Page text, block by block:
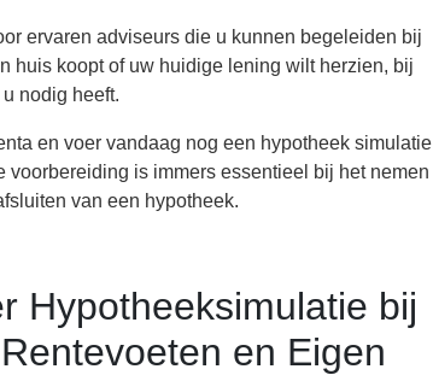
ervaren adviseurs die u kunnen begeleiden bij
huis koopt of uw huidige lening wilt herzien, bij
nodig heeft.
en voer vandaag nog een hypotheek simulatie
is immers essentieel bij het nemen
van een hypotheek.
Hypotheeksimulatie bij
en Eigen